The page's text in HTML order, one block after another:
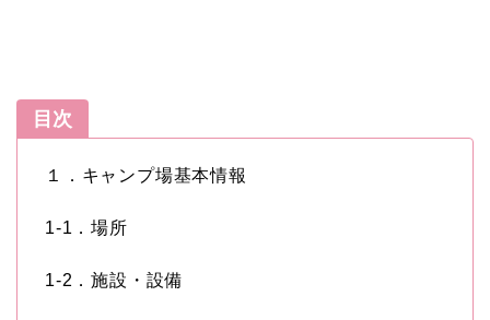
目次
１．キャンプ場基本情報
1-1．場所
1-2．施設・設備